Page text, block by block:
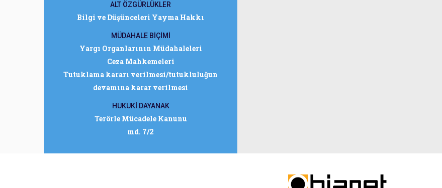
ALT ÖZGÜRLÜKLER
Bilgi ve Düşünceleri Yayma Hakkı
MÜDAHALE BİÇİMİ
Yargı Organlarının Müdahaleleri
Ceza Mahkemeleri
Tutuklama kararı verilmesi/tutukluluğun
devamına karar verilmesi
HUKUKİ DAYANAK
Terörle Mücadele Kanunu
md. 7/2